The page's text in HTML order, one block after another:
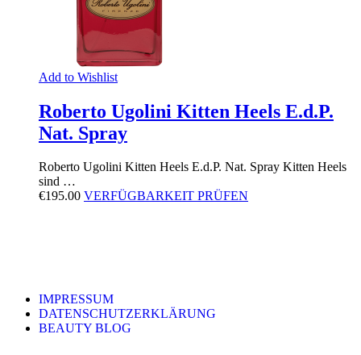
Add to Wishlist
Roberto Ugolini Kitten Heels E.d.P.
Nat. Spray
Roberto Ugolini Kitten Heels E.d.P. Nat. Spray Kitten Heels
sind …
€195.00 VERFÜGBARKEIT PRÜFEN
IMPRESSUM
DATENSCHUTZERKLÄRUNG
BEAUTY BLOG